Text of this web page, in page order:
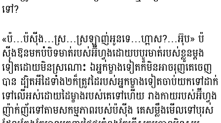
ទៅ?
«ប៉…ប៉ស៊ីង…ស្រ…ស្រឡាញ់អូនទេ…ហ្អាស?…អ៊ុប» ប៉
ស៊ីងឱនមកបំបិទមាត់របស់អ៊ីហ្វុងដោយបបូរមាត់របស់ខ្លួនម្ដង
ទៀតដោយមិនស្រណោះ ឯអ្នកម្ខាងទៀតក៏មិនអាចរុញគេចេញ
បាន ដ្បិតអីដៃទាំង២ក៏ត្រូវដៃរបស់អ្នកម្ខាងទៀតចាប់យកទៅដាក់
ទៅលើអស់ដោយដៃម្ខាងរបស់គេទៅហើយ រាងកាយរបស់អ៊ីហ្វុង
ញ៉ាក់ញ័រទៅតាមសកម្មភាពរបស់ប៉ស៊ីង គេសម្លឹងមើលទៅបុរស